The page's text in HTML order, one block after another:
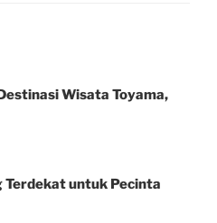
Wisata Toyama,
Terdekat untuk Pecinta